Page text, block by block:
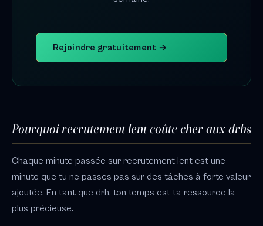
Rejoindre gratuitement →
Pourquoi recrutement lent coûte cher aux drhs
Chaque minute passée sur recrutement lent est une
minute que tu ne passes pas sur des tâches à forte valeur
ajoutée. En tant que drh, ton temps est ta ressource la
plus précieuse.